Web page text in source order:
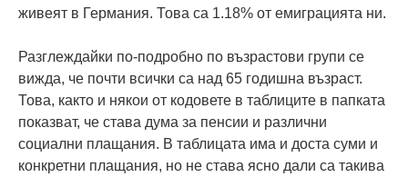
живеят в Германия. Това са 1.18% от емиграцията ни.
Разглеждайки по-подробно по възрастови групи се
вижда, че почти всички са над 65 годишна възраст.
Това, както и някои от кодовете в таблиците в папката
показват, че става дума за пенсии и различни
социални плащания. В таблицата има и доста суми и
конкретни плащания, но не става ясно дали са такива